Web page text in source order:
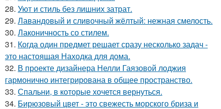
28. Уют и стиль без лишних затрат.
29. Лавандовый и сливочный жёлтый: нежная смелость.
30. Лаконичность со стилем.
31. Когда один предмет решает сразу несколько задач -
это настоящая Находка для дома.
32. В проекте дизайнера Нелли Гаязовой лоджия
гармонично интегрирована в общее пространство.
33. Спальни, в которые хочется вернуться.
34. Бирюзовый цвет - это свежесть морского бриза и